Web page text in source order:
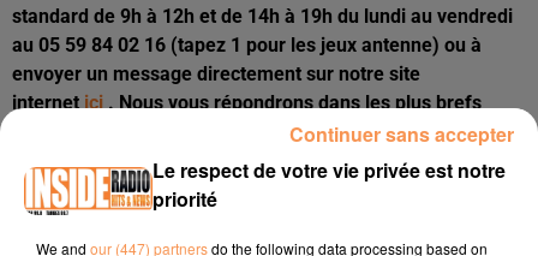
standard de 9h à 12h et de 14h à 19h du lundi au vendredi
au 05 59 84 02 16 (tapez 1 pour les jeux antenne) ou à
envoyer un message directement sur notre site
internetici. Nous vous répondrons dans les plus brefs
Le respect de votre vie privée est notre
priorité
We and our (447) partnersdo the following data processing based on
Continuer sans accepter